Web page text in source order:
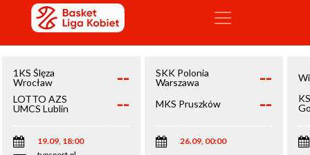
1KS Ślęza
Wrocław
--
LOTTO AZS
UMCS Lublin
--
19.09, 18:00
SKK Polonia
Warszawa
--
MKS Pruszków --
26.09, 00:00